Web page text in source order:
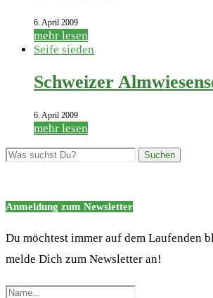
6. April 2009
mehr lesen
Seife sieden
Schweizer
6. April 2009
mehr lesen
Anmeldung zum Newsletter
Du möchtest immer auf dem Laufenden
melde Dich zum Newsletter an!